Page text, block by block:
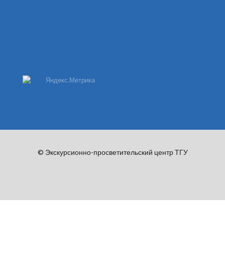
© Экскурсионно-просветительский центр ТГУ